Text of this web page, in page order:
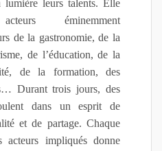
lumière leurs talents. Elle
éminemment
de la gastronomie, de la
de l’éducation, de la
de la formation, des
Durant trois jours, des
dans un esprit de
et de partage. Chaque
acteurs impliqués donne